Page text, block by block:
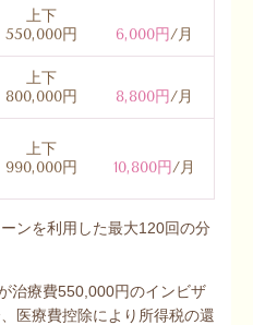
上下
550,000円
6,000円/月
上下
800,000円
8,800円/月
上下
990,000円
10,800円/月
ンを利用した最大120回の分
治療費550,000円のインビザ
医療費控除により所得税の還